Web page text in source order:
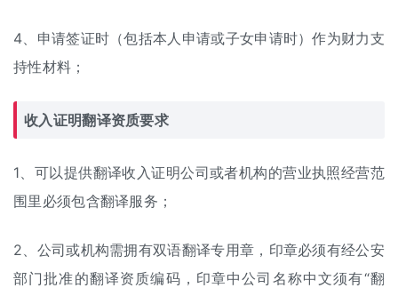
4、申请签证时（包括本人申请或子女申请时）作为财力支
持性材料；
收入证明翻译资质要求
1、可以提供翻译收入证明公司或者机构的营业执照经营范
围里必须包含翻译服务；
2、公司或机构需拥有双语翻译专用章，印章必须有经公安
部门批准的翻译资质编码，印章中公司名称中文须有“翻